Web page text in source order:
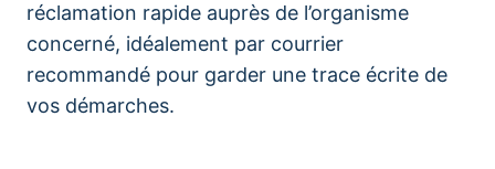
réclamation rapide auprès de l’organisme
concerné, idéalement par courrier
recommandé pour garder une trace écrite de
vos démarches.